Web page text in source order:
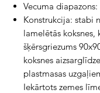
Vecuma diapazons:
Konstrukcija: stabi
lamelētās koksnes,
šķērsgriezums
koksnes
plastmasas
Iekārtots zemes